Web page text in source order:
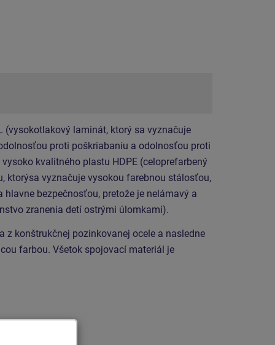
(vysokotlakový laminát, ktorý sa vyznačuje
proti poškriabaniu a odolnosťou proti
kvalitného plastu HDPE (celoprefarbený
ktorýsa vyznačuje vysokou farebnou stálosťou,
bezpečnosťou, pretože je nelámavý a
zranenia detí ostrými úlomkami).
z konštrukčnej pozinkovanej ocele a nasledne
farbou. Všetok spojovací materiál je